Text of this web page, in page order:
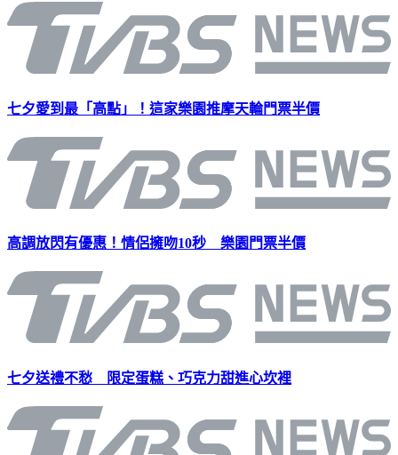
七夕愛到最「高點」！這家樂園推摩天輪門票半價
高調放閃有優惠！情侶擁吻10秒 樂園門票半價
七夕送禮不愁 限定蛋糕、巧克力甜進心坎裡